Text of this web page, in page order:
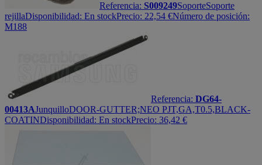
Referencia: S009249SoporteSoporte
rejillaDisponibilidad: En stockPrecio: 22,54 €Número de posición:
M188
Referencia: DG64-
00413AJunquilloDOOR-GUTTER;NEO PJT,GA,T0.5,BLACK-
COATINDisponibilidad: En stockPrecio: 36,42 €